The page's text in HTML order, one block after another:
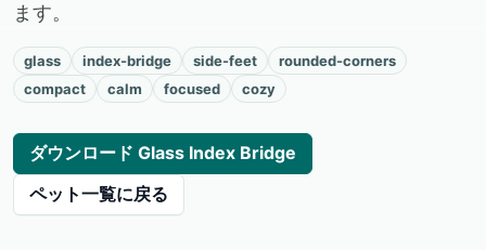
ます。
glass index-bridge side-feet
rounded-corners
compact
calm focused cozy
ダウンロード Glass Index Bridge
ペット一覧に戻る